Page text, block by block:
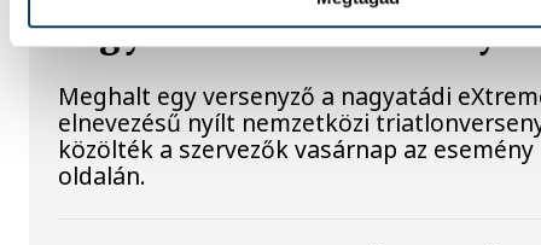
nagyatádi triatlonversenyen
Meghalt egy versenyző a nagyatádi
elnevezésű nyílt nemzetközi
közölték a szervezők vasárnap az
oldalán.